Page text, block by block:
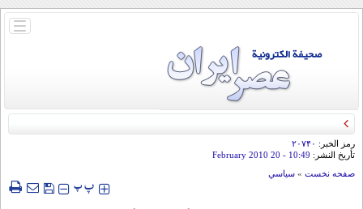
باز
الحمراء
رمز الخبر: ۲۰۷۴۰
تأريخ النشر: 10:49
- 20 February 2010
صفحه نخست » سياسي
‍‍‍ پپ